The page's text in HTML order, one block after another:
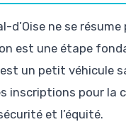
d’Oise ne se
est une étape
un petit véhicule
inscriptions pour la
et l’équité.